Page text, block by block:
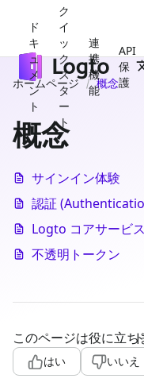
ド
キ
ュ
メ
ン
ト
ク
イ
ッ
ク
ス
タ
ー
ト
連
携
機
能
API
保
護
ホームページ
概念
概念
サインイン体験
認証
Logto コアサービス
不透明トークン
このページは役に立
はい いいえ